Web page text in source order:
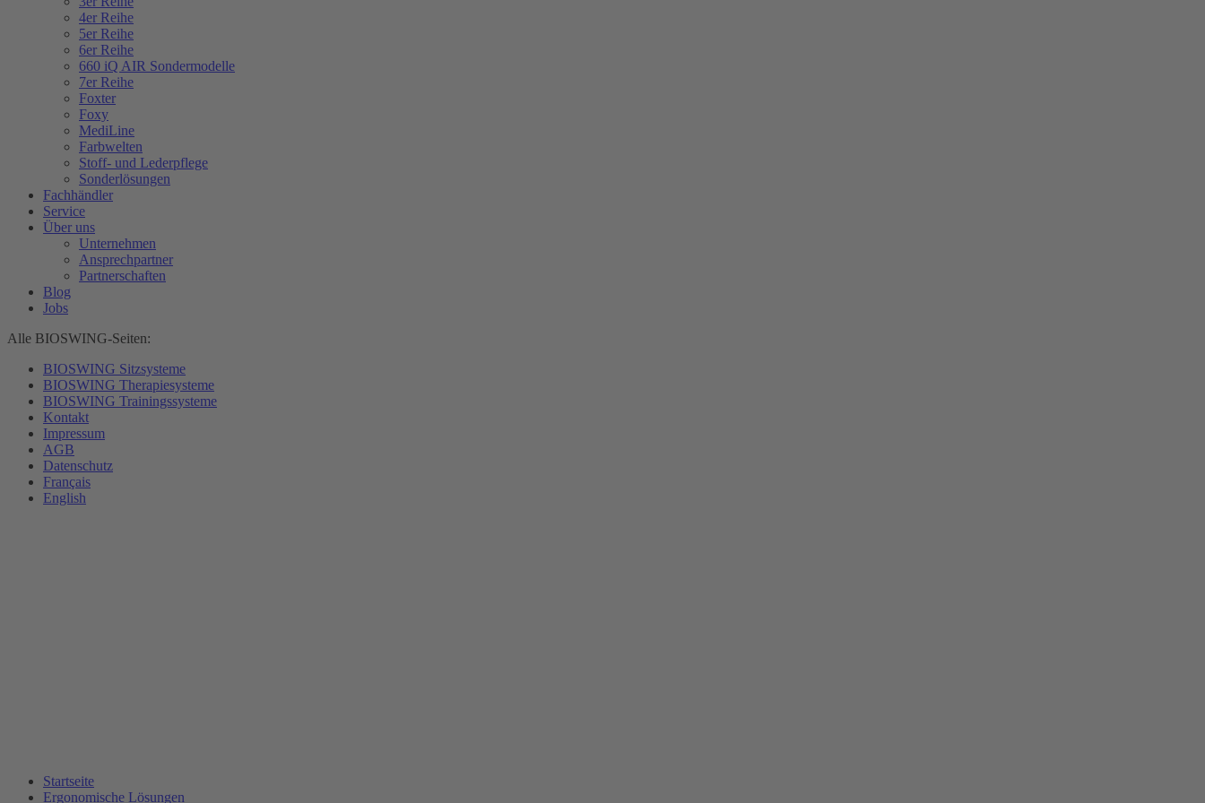
4er Reihe
5er Reihe
6er Reihe
660 iQ AIR Sondermodelle
7er Reihe
Foxter
Foxy
MediLine
Farbwelten
Stoff- und Lederpflege
Sonderlösungen
Fachhändler
Service
Über uns
Unternehmen
Ansprechpartner
Partnerschaften
Blog
Jobs
Alle BIOSWING-Seiten:
BIOSWING Sitzsysteme
BIOSWING Therapiesysteme
BIOSWING Trainingssysteme
Kontakt
Impressum
AGB
Datenschutz
Français
English
Startseite
Ergonomische Lösungen